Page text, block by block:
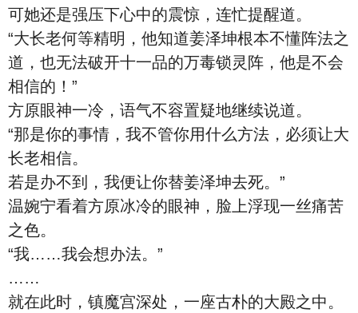
可她还是强压下心中的震惊，连忙提醒道。
“大长老何等精明，他知道姜泽坤根本不懂阵法之
道，也无法破开十一品的万毒锁灵阵，他是不会
相信的！”
方原眼神一冷，语气不容置疑地继续说道。
“那是你的事情，我不管你用什么方法，必须让大
长老相信。
若是办不到，我便让你替姜泽坤去死。”
温婉宁看着方原冰冷的眼神，脸上浮现一丝痛苦
之色。
“我……我会想办法。”
……
就在此时，镇魔宫深处，一座古朴的大殿之中。